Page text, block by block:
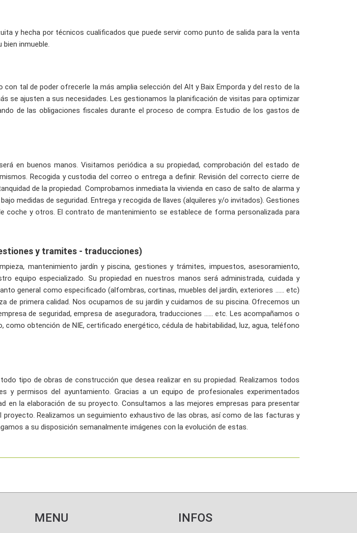
y hecha por técnicos cualificados que puede servir como punto de salida para la venta
inmueble.
tal de poder ofrecerle la más amplia selección del Alt y Baix Emporda y del resto de la
se ajusten a sus necesidades. Les gestionamos la planificación de visitas para optimizar
de las obligaciones fiscales durante el proceso de compra. Estudio de los gastos de
en buenos manos. Visitamos periódica a su propiedad, comprobación del estado de
Recogida y custodia del correo o entrega a definir. Revisión del correcto cierre de
de la propiedad. Comprobamos inmediata la vivienda en caso de salto de alarma y
medidas de seguridad. Entrega y recogida de llaves (alquileres y/o invitados). Gestiones
coche y otros. El contrato de mantenimiento se establece de forma personalizada para
y tramites - traducciones)
mantenimiento jardín y piscina, gestiones y trámites, impuestos, asesoramiento,
equipo especializado. Su propiedad en nuestros manos será administrada, cuidada y
general como especificado (alfombras, cortinas, muebles del jardín, exteriores ...... etc)
de primera calidad. Nos ocupamos de su jardín y cuidamos de su piscina. Ofrecemos un
de seguridad, empresa de aseguradora, traducciones ...... etc. Les acompañamos o
obtención de NIE, certificado energético, cédula de habitabilidad, luz, agua, teléfono
tipo de obras de construcción que desea realizar en su propiedad. Realizamos todos
permisos del ayuntamiento. Gracias a un equipo de profesionales experimentados
en la elaboración de su proyecto. Consultamos a las mejores empresas para presentar
Realizamos un seguimiento exhaustivo de las obras, así como de las facturas y
a su disposición semanalmente imágenes con la evolución de estas.
MENU INFOS